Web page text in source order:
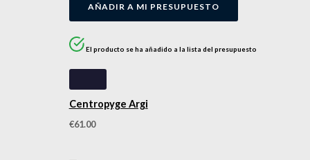
AÑADIR A MI PRESUPUESTO
El producto se ha añadido a la lista del presupuesto
Centropyge Argi
€61.00